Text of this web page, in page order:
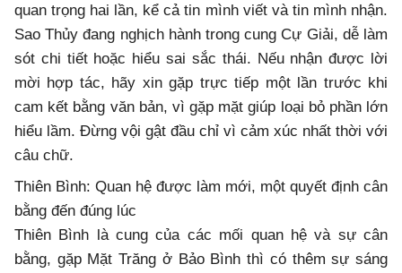
quan trọng hai lần, kể cả tin mình viết và tin mình nhận.
Sao Thủy đang nghịch hành trong cung Cự Giải, dễ làm
sót chi tiết hoặc hiểu sai sắc thái. Nếu nhận được lời
mời hợp tác, hãy xin gặp trực tiếp một lần trước khi
cam kết bằng văn bản, vì gặp mặt giúp loại bỏ phần lớn
hiểu lầm. Đừng vội gật đầu chỉ vì cảm xúc nhất thời với
câu chữ.
Thiên Bình: Quan hệ được làm mới, một quyết định cân
bằng đến đúng lúc
Thiên Bình là cung của các mối quan hệ và sự cân
bằng, gặp Mặt Trăng ở Bảo Bình thì có thêm sự sáng